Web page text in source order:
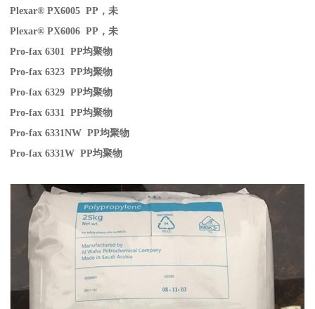
Plexar® PX6005 PP ，未
Plexar® PX6006 PP ，未
Pro-fax 6301 PP均聚物
Pro-fax 6323 PP均聚物
Pro-fax 6329 PP均聚物
Pro-fax 6331 PP均聚物
Pro-fax 6331NW PP均聚物
Pro-fax 6331W PP均聚物